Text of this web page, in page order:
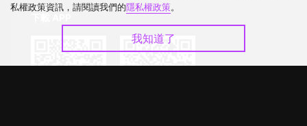
私權政策資訊，請閱讀我們的隱私權政策。
我知道了